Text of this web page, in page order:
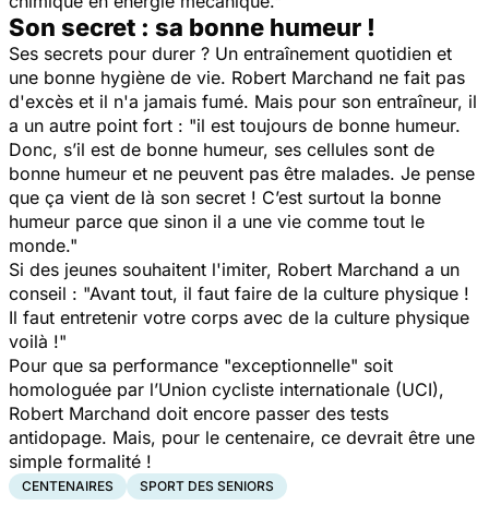
Son secret : sa bonne humeur !
Ses secrets pour durer ? Un entraînement quotidien et
une bonne hygiène de vie. Robert Marchand ne fait pas
d'excès et il n'a jamais fumé. Mais pour son entraîneur, il
a un autre point fort : "il est toujours de bonne humeur.
Donc, s’il est de bonne humeur, ses cellules sont de
bonne humeur et ne peuvent pas être malades. Je pense
que ça vient de là son secret ! C’est surtout la bonne
humeur parce que sinon il a une vie comme tout le
monde."
Si des jeunes souhaitent l'imiter, Robert Marchand a un
conseil : "Avant tout, il faut faire de la culture physique !
Il faut entretenir votre corps avec de la culture physique
voilà !"
Pour que sa performance "exceptionnelle" soit
homologuée par l’Union cycliste internationale (UCI),
Robert Marchand doit encore passer des tests
antidopage. Mais, pour le centenaire, ce devrait être une
simple formalité !
CENTENAIRES SPORT DES SENIORS